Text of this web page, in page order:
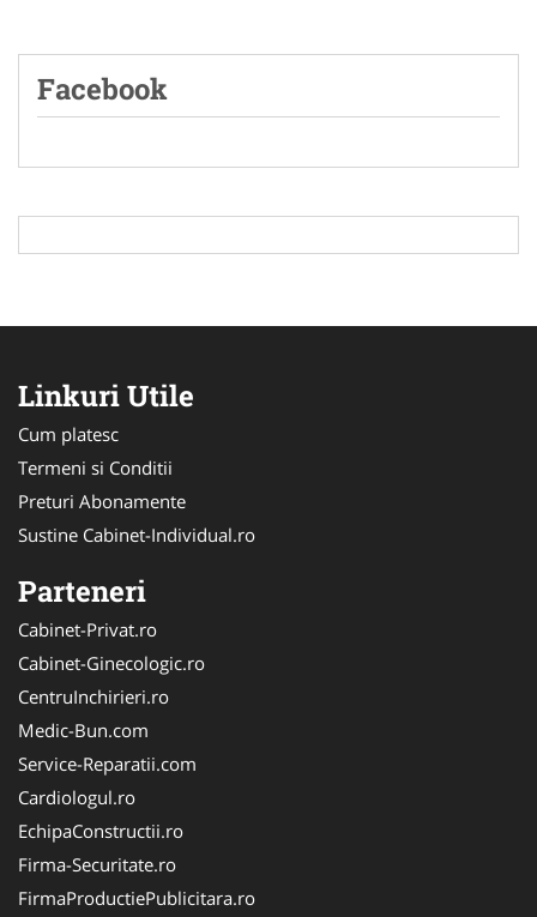
Facebook
Linkuri Utile
Cum platesc
Termeni si Conditii
Preturi Abonamente
Sustine Cabinet-Individual.ro
Parteneri
Cabinet-Privat.ro
Cabinet-Ginecologic.ro
CentruInchirieri.ro
Medic-Bun.com
Service-Reparatii.com
Cardiologul.ro
EchipaConstructii.ro
Firma-Securitate.ro
FirmaProductiePublicitara.ro